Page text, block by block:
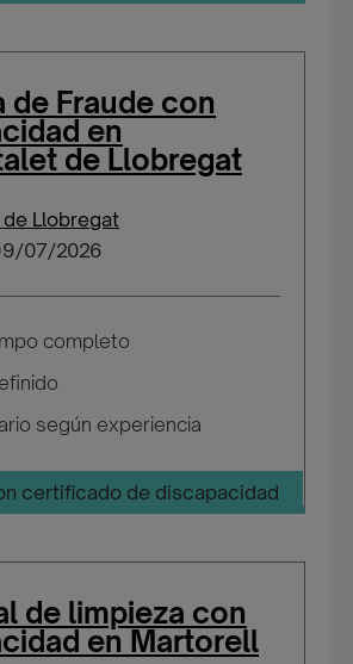
de Fraude con
en
de Llobregat
Llobregat
07/2026
completo
según experiencia
certificado de discapacidad
de limpieza con
en Martorell